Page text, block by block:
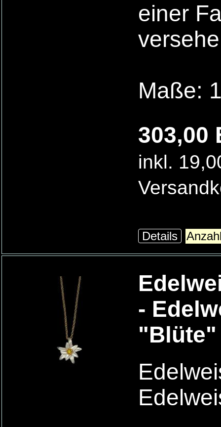
einer
Maße:
303,00
inkl.
Details
-
"Blüte"